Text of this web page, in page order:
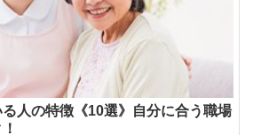
人の特徴《10選》自分に合う職場